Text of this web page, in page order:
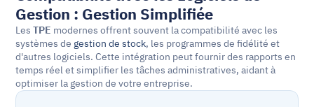
Gestion : Gestion Simplifiée
Les TPE modernes offrent souvent la compatibilité avec les
systèmes de gestion de stock, les programmes de fidélité et
d'autres logiciels. Cette intégration peut fournir des rapports en
temps réel et simplifier les tâches administratives, aidant à
optimiser la gestion de votre entreprise.